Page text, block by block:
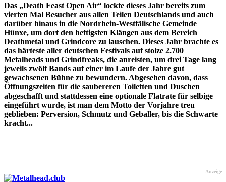
Das „Death Feast Open Air“ lockte dieses Jahr bereits zum
vierten Mal Besucher aus allen Teilen Deutschlands und auch
darüber hinaus in die Nordrhein-Westfälische Gemeinde
Hünxe, um dort den heftigsten Klängen aus dem Bereich
Deathmetal und Grindcore zu lauschen. Dieses Jahr brachte es
das härteste aller deutschen Festivals auf stolze 2.700
Metalheads und Grindfreaks, die anreisten, um drei Tage lang
jeweils zwölf Bands auf einer im Laufe der Jahre gut
gewachsenen Bühne zu bewundern. Abgesehen davon, dass
Öffnungszeiten für die saubereren Toiletten und Duschen
abgeschafft und stattdessen eine optionale Flatrate für selbige
eingeführt wurde, ist man dem Motto der Vorjahre treu
geblieben: Perversion, Schmutz und Geballer, bis die Schwarte
kracht...
Anzeige